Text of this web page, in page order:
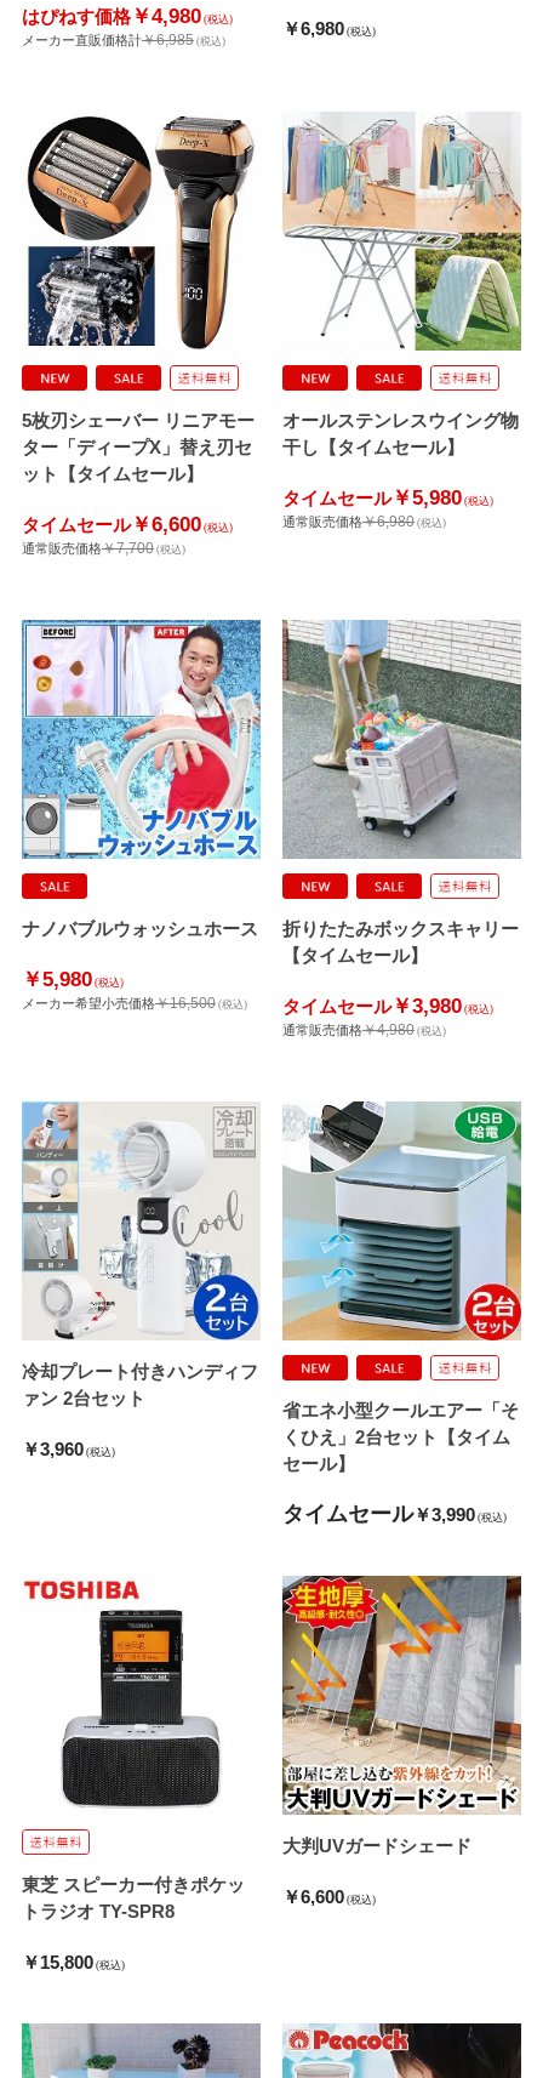
はぴねす価格￥4,980 (税込)
メーカー直販価格計￥6,985 (税込)
￥6,980 (税込)
5枚刃シェーバー リニアモー
ター「ディープX」替え刃セ
ット【タイムセール】
タイムセール￥6,600 (税込)
通常販売価格￥7,700 (税込)
オールステンレスウイング物
干し【タイムセール】
タイムセール￥5,980 (税込)
通常販売価格￥6,980 (税込)
ナノバブルウォッシュホース
￥5,980 (税込)
メーカー希望小売価格￥16,500 (税込)
折りたたみボックスキャリー
【タイムセール】
タイムセール￥3,980 (税込)
通常販売価格￥4,980 (税込)
冷却プレート付きハンディフ
ァン 2台セット
￥3,960 (税込)
省エネ小型クールエアー「そ
くひえ」2台セット【タイム
セール】
タイムセール￥3,990 (税込)
東芝 スピーカー付きポケッ
トラジオ TY-SPR8
￥15,800 (税込)
大判UVガードシェード
￥6,600 (税込)